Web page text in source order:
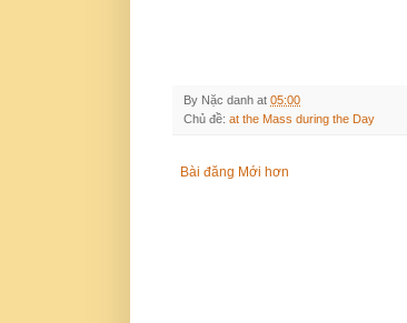
By Nặc danh at 05:00
Chủ đề: at the Mass during the Day
Bài đăng Mới hơn